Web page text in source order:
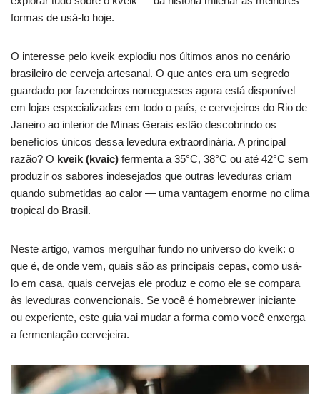
formas de usá-lo hoje.
O interesse pelo kveik explodiu nos últimos anos no cenário
brasileiro de cerveja artesanal. O que antes era um segredo
guardado por fazendeiros noruegueses agora está disponível
em lojas especializadas em todo o país, e cervejeiros do Rio de
Janeiro ao interior de Minas Gerais estão descobrindo os
benefícios únicos dessa levedura extraordinária. A principal
razão? O kveik (kvaic) fermenta a 35°C, 38°C ou até 42°C sem
produzir os sabores indesejados que outras leveduras criam
quando submetidas ao calor — uma vantagem enorme no clima
tropical do Brasil.
Neste artigo, vamos mergulhar fundo no universo do kveik: o
que é, de onde vem, quais são as principais cepas, como usá-
lo em casa, quais cervejas ele produz e como ele se compara
às leveduras convencionais. Se você é homebrewer iniciante
ou experiente, este guia vai mudar a forma como você enxerga
a fermentação cervejeira.